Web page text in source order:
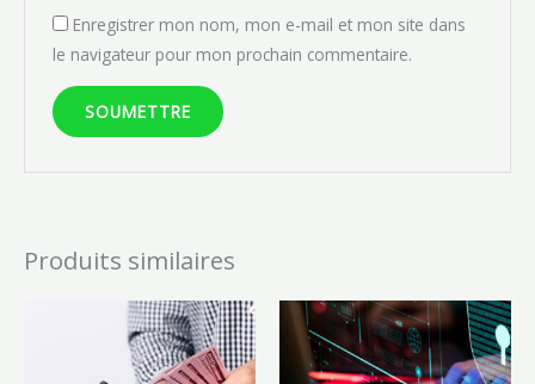
Enregistrer mon nom, mon e-mail et mon site dans
le navigateur pour mon prochain commentaire.
Produits similaires